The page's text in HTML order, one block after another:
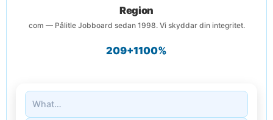
Region
com — Pålitle Jobboard sedan 1998. Vi skyddar din integritet.
209+1100%